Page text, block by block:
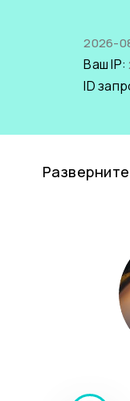
2026-
Ваш IP:
ID